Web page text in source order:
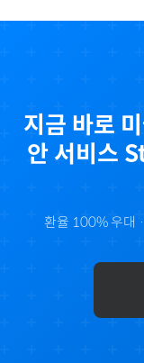
지금 바로
안 서비스
환율 100% 우대